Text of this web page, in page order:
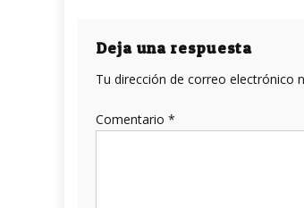
entradas
Deja una respuesta
Tu dirección de correo electrónico
Comentario *